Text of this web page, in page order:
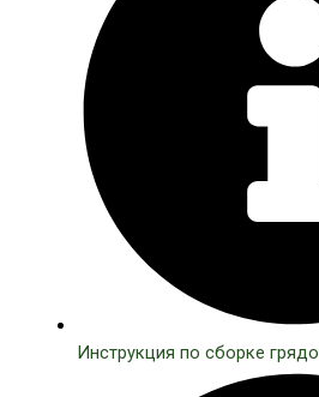
Инструкция по сборке